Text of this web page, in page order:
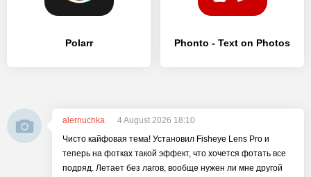
Polarr Phonto - Text on Photos
alernuchka
4 August 2026 18:10
Чисто кайфовая тема! Установил Fisheye Lens Pro и
теперь на фотках такой эффект, что хочется фотать все
подряд. Летает без лагов, вообще нужен ли мне другой